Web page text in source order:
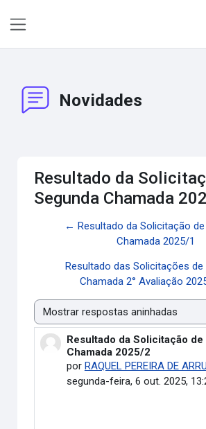
Novidades
Resultado da
Segunda Chamada
← Resultado da Solicitação de
Chamada 2025/1
Resultado das Solicitações de
Chamada 2° Avaliação
Modo de visualização
Resultado da Solicitação de
Chamada 2025/2
por RAQUEL PEREIRA DE
segunda-feira, 6 out. 2025,
Número de respostas: 0